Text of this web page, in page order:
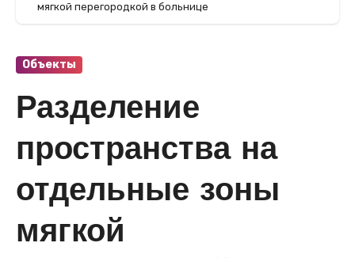
мягкой перегородкой в больнице
Объекты
Разделение
пространства на
отдельные зоны
мягкой